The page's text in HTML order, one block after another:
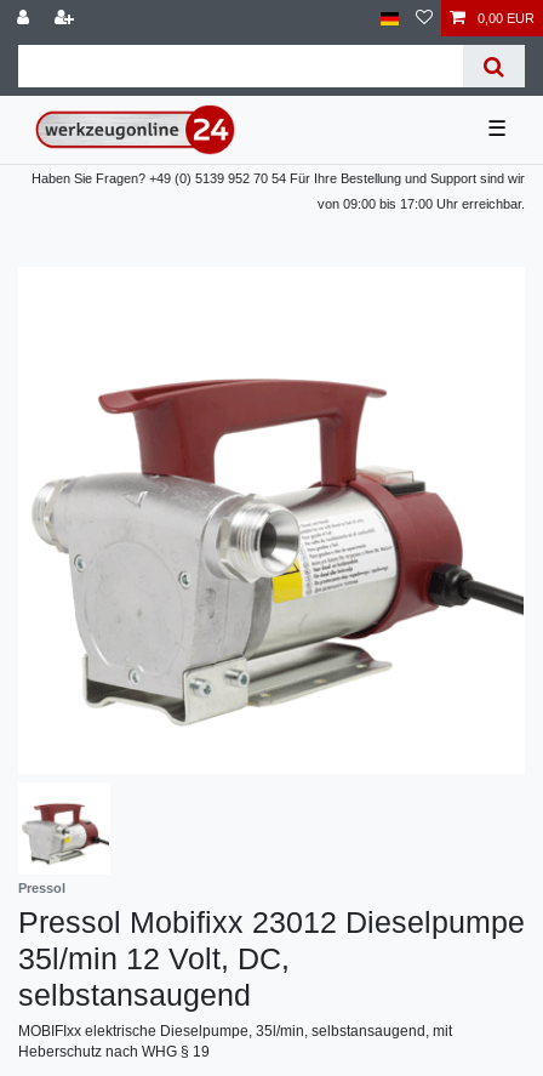
0,00 EUR
☰
Haben Sie Fragen? +49 (0) 5139 952 70 54 Für Ihre Bestellung und Support sind wir
von 09:00 bis 17:00 Uhr erreichbar.
Pressol
Pressol Mobifixx 23012 Dieselpumpe
35l/min 12 Volt, DC,
selbstansaugend
MOBIFIxx elektrische Dieselpumpe, 35l/min, selbstansaugend, mit
Heberschutz nach WHG § 19